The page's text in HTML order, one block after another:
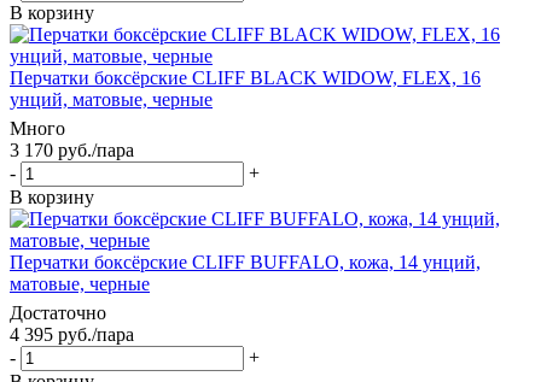
В корзину
Перчатки боксёрские CLIFF BLACK WIDOW, FLEX, 16
унций, матовые, черные
Много
3 170 руб./пара
-
+
В корзину
Перчатки боксёрские CLIFF BUFFALO, кожа, 14 унций,
матовые, черные
Достаточно
4 395 руб./пара
-
+